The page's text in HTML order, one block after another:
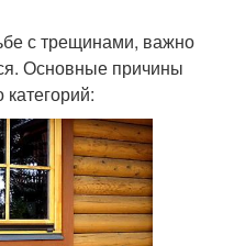
с трещинами, важно
Основные причины